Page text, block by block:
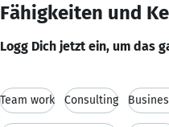
Fähigkeiten und
Logg Dich jetzt ein, um das
Team work Consulting